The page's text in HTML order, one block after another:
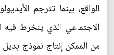
الواقع، بينما تترجم
الاجتماعي الذي ينخرط فيه
من الممكن إنتاج نموذج